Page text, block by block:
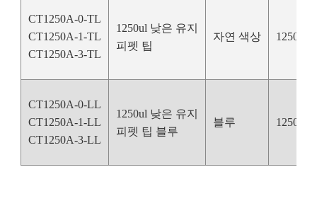
CT1250A-0-TL
CT1250A-1-TL
CT1250A-3-TL
1250ul 낮은 유지
피펫 팁
자연 색상 1250uL
CT1250A-0-LL
CT1250A-1-LL
CT1250A-3-LL
1250ul 낮은 유지
피펫 팁 블루
블루 1250uL